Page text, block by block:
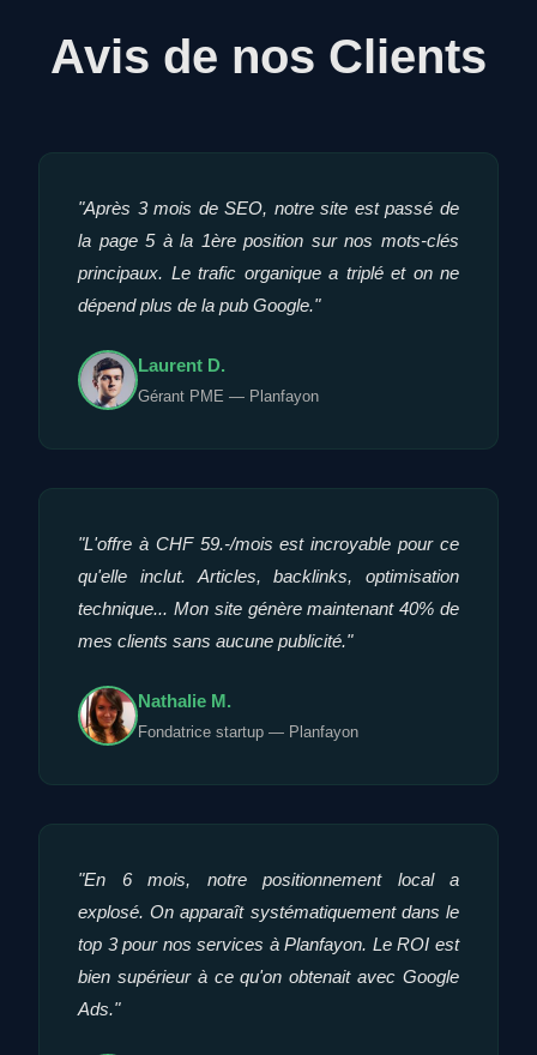
Avis de nos Clients
"Après 3 mois de SEO, notre site est passé de
la page 5 à la 1ère position sur nos mots-clés
principaux. Le trafic organique a triplé et on ne
dépend plus de la pub Google."
Laurent D.
Gérant PME — Planfayon
"L'offre à CHF 59.-/mois est incroyable pour ce
qu'elle inclut. Articles, backlinks, optimisation
technique... Mon site génère maintenant 40% de
mes clients sans aucune publicité."
Nathalie M.
Fondatrice startup — Planfayon
"En 6 mois, notre positionnement local a
explosé. On apparaît systématiquement dans le
top 3 pour nos services à Planfayon. Le ROI est
bien supérieur à ce qu'on obtenait avec Google
Ads."